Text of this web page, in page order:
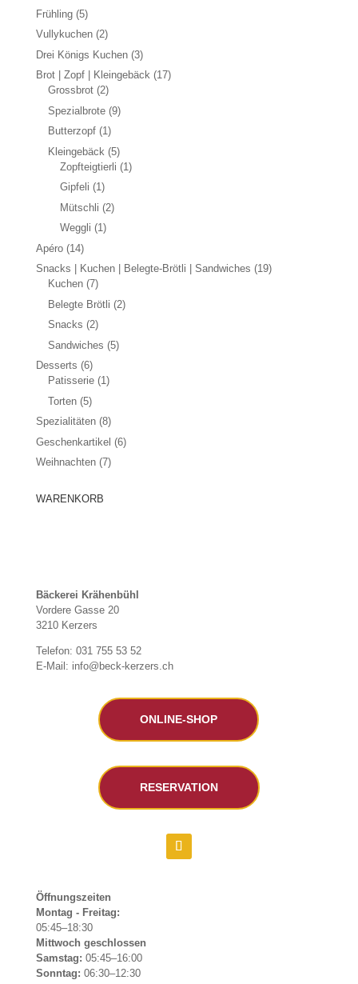
Frühling (5)
Vullykuchen (2)
Drei Königs Kuchen (3)
Brot | Zopf | Kleingebäck (17)
Grossbrot (2)
Spezialbrote (9)
Butterzopf (1)
Kleingebäck (5)
Zopfteigtierli (1)
Gipfeli (1)
Mütschli (2)
Weggli (1)
Apéro (14)
Snacks | Kuchen | Belegte-Brötli | Sandwiches (19)
Kuchen (7)
Belegte Brötli (2)
Snacks (2)
Sandwiches (5)
Desserts (6)
Patisserie (1)
Torten (5)
Spezialitäten (8)
Geschenkartikel (6)
Weihnachten (7)
WARENKORB
Bäckerei Krähenbühl
Vordere Gasse 20
3210 Kerzers
Telefon: 031 755 53 52
E-Mail: info@beck-kerzers.ch
ONLINE-SHOP
RESERVATION
Öffnungszeiten
Montag - Freitag:
05:45–18:30
Mittwoch geschlossen
Samstag: 05:45–16:00
Sonntag: 06:30–12:30